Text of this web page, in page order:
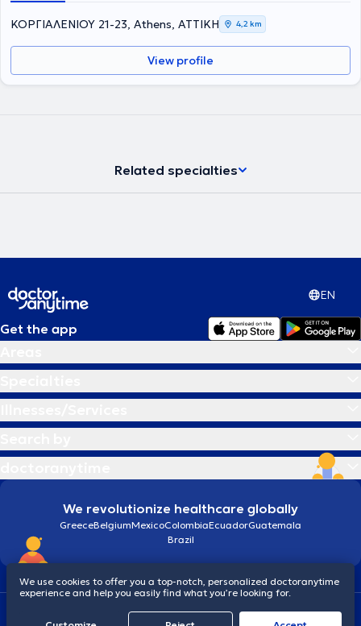
ΚΟΡΓΙΑΛΕΝΙΟΥ 21-23, Athens, ΑΤΤΙΚΗ 4,2 km
View profile
Related specialties
EN
Get the app
We revolutionize healthcare globally
GreeceBelgiumMexicoColombiaEcuadorGuatemala
Brazil
Cookiesdoctoranytime: Data Protection Policy
We use cookies to offer you a top-notch, personalized doctoranytime
experience and help you easily find what you’re looking for.